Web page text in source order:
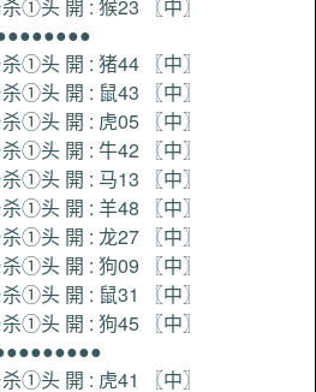
①头 開 : 猴23 〖中〗
①头 開 : 猪44 〖中〗
①头 開 : 鼠43 〖中〗
①头 開 : 虎05 〖中〗
①头 開 : 牛42 〖中〗
①头 開 : 马13 〖中〗
①头 開 : 羊48 〖中〗
①头 開 : 龙27 〖中〗
①头 開 : 狗09 〖中〗
①头 開 : 鼠31 〖中〗
①头 開 : 狗45 〖中〗
①头 開 : 虎41 〖中〗